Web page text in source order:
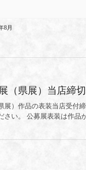
8月
（県展）当店締
展）作品の表装当店受付
さい。 公募展表装は作品